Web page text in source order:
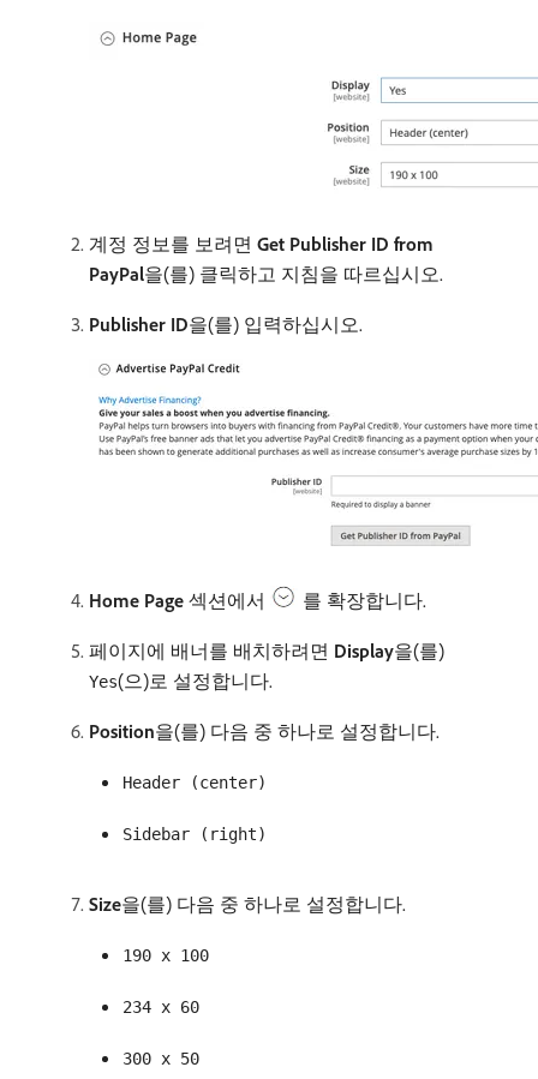
계정 정보를 보려면 Get Publisher ID from
PayPal​을(를) 클릭하고 지침을 따르십시오.
Publisher ID​을(를) 입력하십시오.
Home Page 섹션에서 를 확장합니다.
페이지에 배너를 배치하려면 Display​을(를)
Yes(으)로 설정합니다.
Position​을(를) 다음 중 하나로 설정합니다.
Header (center)
Sidebar (right)
Size​을(를) 다음 중 하나로 설정합니다.
190 x 100
234 x 60
300 x 50